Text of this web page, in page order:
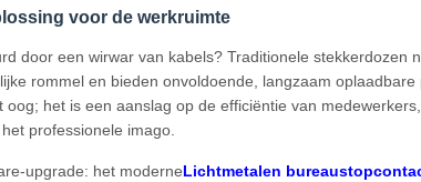
voor de werkruimte
door een wirwar van kabels? Traditionele stekkerdozen
rommel en bieden onvoldoende, langzaam oplaadbare
het is een aanslag op de efficiëntie van
professionele imago.
upgrade: het moderneLichtmetalen